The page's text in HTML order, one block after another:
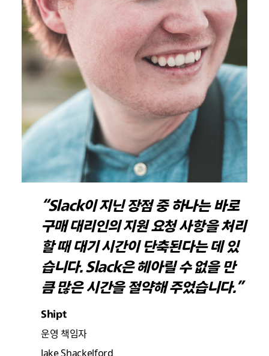
“Slack이 지닌 장점 중 하나는 바로
구매 대리인의 지원 요청 사항을 처리
할 때 대기 시간이 단축된다는 데 있
습니다. Slack은 헤아릴 수 없을 만
큼 많은 시간을 절약해 주었습니다.”
Shipt
운영 책임자
Jake Shackelford